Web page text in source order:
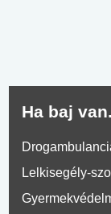
Ha baj
Lelkisegély-